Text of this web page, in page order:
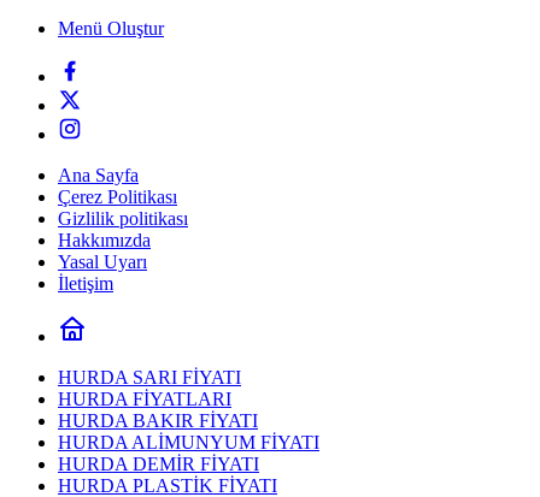
Menü Oluştur
Ana Sayfa
Çerez Politikası
Gizlilik politikası
Hakkımızda
Yasal Uyarı
İletişim
HURDA SARI FİYATI
HURDA FİYATLARI
HURDA BAKIR FİYATI
HURDA ALİMUNYUM FİYATI
HURDA DEMİR FİYATI
HURDA PLASTİK FİYATI